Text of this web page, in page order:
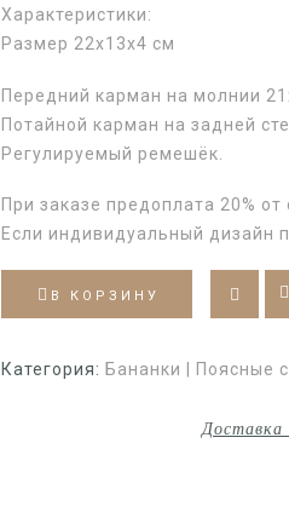
Характеристики:
Размер 22х13х4 см
Передний карман на молнии
Потайной карман на задней
Регулируемый ремешёк.
При заказе предоплата 20%
Если индивидуальный дизайн
В КОРЗИНУ
Категория: Бананки | Поясные